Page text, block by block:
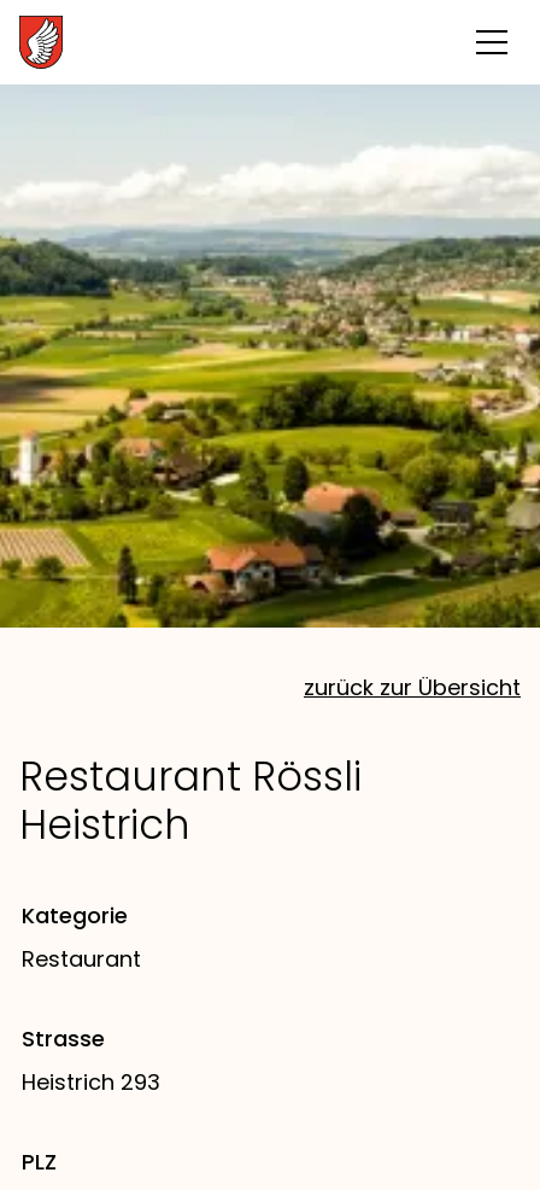
zurück zur Übersicht
Restaurant Rössli
Heistrich
Kategorie
Restaurant
Strasse
Heistrich 293
PLZ